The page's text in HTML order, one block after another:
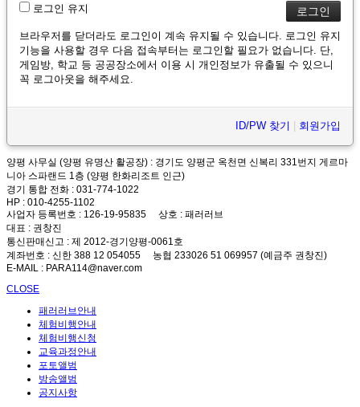
로그인 유지
브라우저를 닫더라도 로그인이 계속 유지될 수 있습니다. 로그인 유지
기능을 사용할 경우 다음 접속부터는 로그인할 필요가 없습니다. 단,
게임방, 학교 등 공공장소에서 이용 시 개인정보가 유출될 수 있으니
꼭 로그아웃을 해주세요.
ID/PW 찾기 회원가입
양평 사무실 (양평 유명산 활공장) : 경기도 양평군 옥천면 신복리 331번지 게르마
니아 스파랜드 1층 (양평 한화리조트 인근)
경기 통합 전화 : 031-774-1022
HP : 010-4255-1102
사업자 등록번호 : 126-19-95835 상호 : 패러러브
대표 : 권창진
통신판매신고 : 제 2012-경기양평-0061호
계좌번호 : 신한 388 12 054055 농협 233026 51 069957 (예금주 권창진)
E-MAIL : PARA114@naver.com
CLOSE
패러러브안내
체험비행안내
체험비행신청
교육과정안내
포토앨범
방송앨범
공지사항